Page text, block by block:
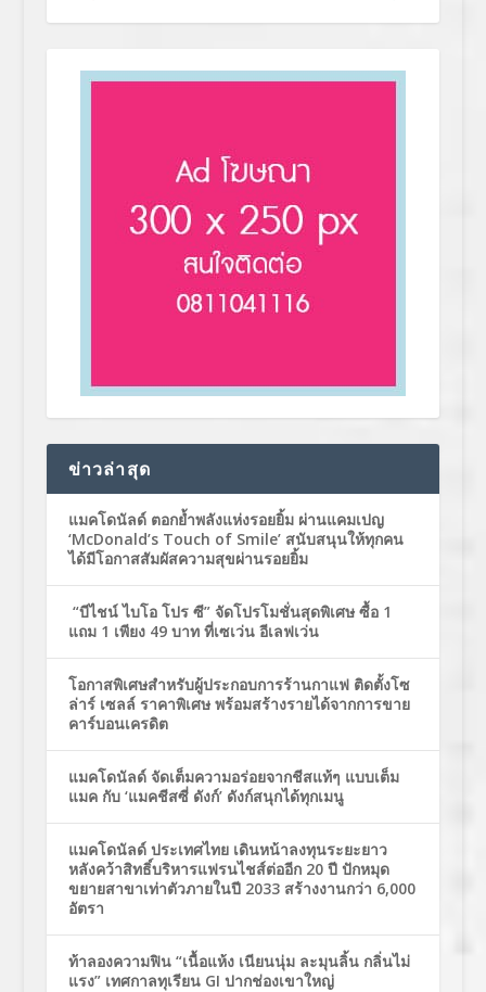
ข่าวล่าสุด
แมคโดนัลด์ ตอกย้ำพลังแห่งรอยยิ้ม ผ่านแคมเปญ
‘McDonald’s Touch of Smile’ สนับสนุนให้ทุกคน
ได้มีโอกาสสัมผัสความสุขผ่านรอยยิ้ม
“บีไชน์ ไบโอ โปร ซี” จัดโปรโมชั่นสุดพิเศษ ซื้อ 1
แถม 1 เพียง 49 บาท ที่เซเว่น อีเลฟเว่น
โอกาสพิเศษสำหรับผู้ประกอบการร้านกาแฟ ติดตั้งโซ
ล่าร์ เซลล์ ราคาพิเศษ พร้อมสร้างรายได้จากการขาย
คาร์บอนเครดิต
แมคโดนัลด์ จัดเต็มความอร่อยจากชีสแท้ๆ แบบเต็ม
แมค กับ ‘แมคชีสซี่ ดังก์’ ดังก์สนุกได้ทุกเมนู
แมคโดนัลด์ ประเทศไทย เดินหน้าลงทุนระยะยาว
หลังคว้าสิทธิ์บริหารแฟรนไชส์ต่ออีก 20 ปี ปักหมุด
ขยายสาขาเท่าตัวภายในปี 2033 สร้างงานกว่า 6,000
อัตรา
ท้าลองความฟิน “เนื้อแห้ง เนียนนุ่ม ละมุนลิ้น กลิ่นไม่
แรง” เทศกาลทุเรียน GI ปากช่องเขาใหญ่